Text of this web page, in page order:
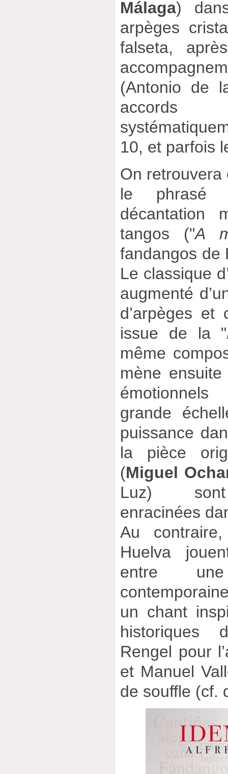
Málaga)
arpèges
falseta,
(Antonio de
10, et parfois
On retrouvera
le phrasé
décantation
tangos ("A
fandangos de
Le classique
augmenté
d’arpèges
issue de la "
même
mène
grande
puissance
la pièce
(Miguel
Luz) sont
enracinées
Au
Huelva
entre
un chant
historiques
Rengel pour
et Manuel
de souffle (cf.